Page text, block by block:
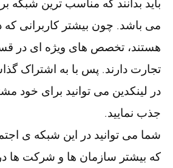
باید بدانند که مناسب ترین شبکه
می باشد. چون بیشتر کاربرانی که
هستند، تخصص های ویژه ای در
تجارت دارند. پس با به اشتراک
در لینکدین می توانید برای خود
جذب نمایید.
شما می توانید در این شبکه ی
که بیشتر سازمان ها و شرکت ها